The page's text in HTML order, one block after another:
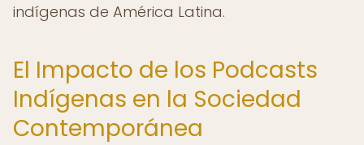
indígenas de América Latina.
El Impacto de los Podcasts
Indígenas en la Sociedad
Contemporánea